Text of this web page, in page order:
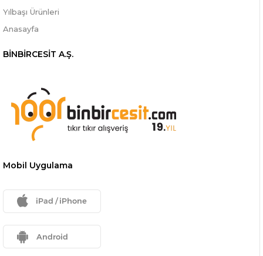
Yılbaşı Ürünleri
Anasayfa
BİNBİRCESİT A.Ş.
Mobil Uygulama